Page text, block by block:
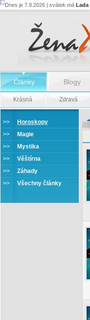
Dnes je 7.8.2026 | svátek má Lada
Články Blogy
Krásná Zdravá
>>
Horoskopy
>>
Magie
>>
Mystika
>>
Věštírna
>>
Záhady
>> Všechny články